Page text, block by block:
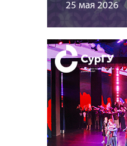
25 мая 2026